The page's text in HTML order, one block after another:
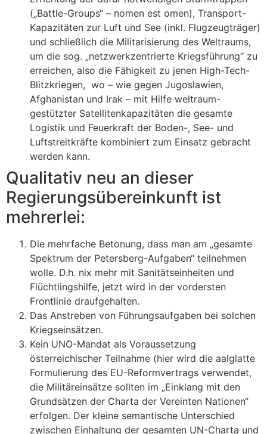
(„Battle-Groups“ – nomen est omen), Transport-
Kapazitäten zur Luft und See (inkl. Flugzeugträger)
und schließlich die Militarisierung des Weltraums,
um die sog. „netzwerkzentrierte Kriegsführung“ zu
erreichen, also die Fähigkeit zu jenen High-Tech-
Blitzkriegen, wo – wie gegen Jugoslawien,
Afghanistan und Irak – mit Hilfe weltraum-
gestützter Satellitenkapazitäten die gesamte
Logistik und Feuerkraft der Boden-, See- und
Luftstreitkräfte kombiniert zum Einsatz gebracht
werden kann.
Qualitativ neu an dieser
Regierungsübereinkunft ist
mehrerlei:
Die mehrfache Betonung, dass man am „gesamte
Spektrum der Petersberg-Aufgaben“ teilnehmen
wolle. D.h. nix mehr mit Sanitätseinheiten und
Flüchtlingshilfe, jetzt wird in der vordersten
Frontlinie draufgehalten.
Das Anstreben von Führungsaufgaben bei solchen
Kriegseinsätzen.
Kein UNO-Mandat als Voraussetzung
österreichischer Teilnahme (hier wird die aalglatte
Formulierung des EU-Reformvertrags verwendet,
die Militäreinsätze sollten im „Einklang mit den
Grundsätzen der Charta der Vereinten Nationen“
erfolgen. Der kleine semantische Unterschied
zwischen Einhaltung der gesamten UN-Charta und